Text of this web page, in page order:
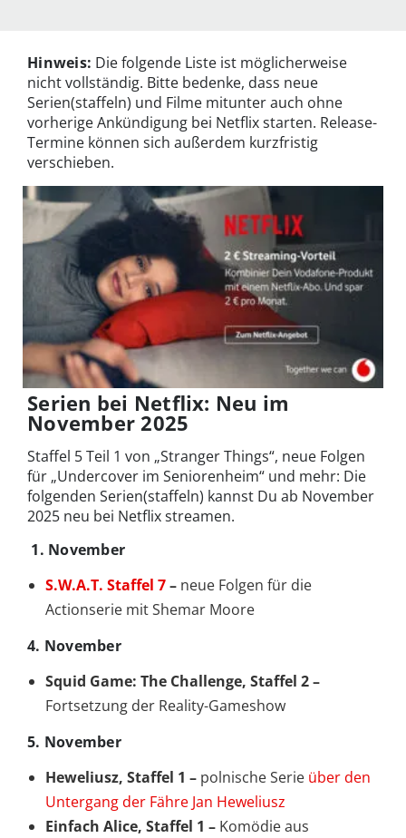
Hinweis: Die folgende Liste ist möglicherweise
nicht vollständig. Bitte bedenke, dass neue
Serien(staffeln) und Filme mitunter auch ohne
vorherige Ankündigung bei Netflix starten. Release-
Termine können sich außerdem kurzfristig
verschieben.
Serien bei Netflix: Neu im
November 2025
Staffel 5 Teil 1 von „Stranger Things“, neue Folgen
für „Undercover im Seniorenheim“ und mehr: Die
folgenden Serien(staffeln) kannst Du ab November
2025 neu bei Netflix streamen.
1. November
S.W.A.T. Staffel 7– neue Folgen für die
Actionserie mit Shemar Moore
4. November
Squid Game: The Challenge, Staffel 2 –
Fortsetzung der Reality-Gameshow
5. November
Heweliusz, Staffel 1 – polnische Serie über den
Untergang der Fähre Jan Heweliusz
Einfach Alice, Staffel 1 – Komödie aus